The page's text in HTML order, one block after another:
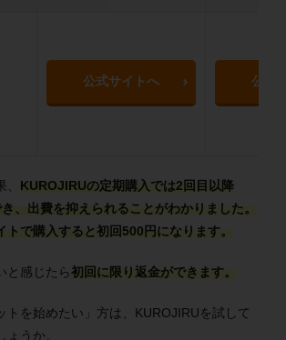
公式サイトへ 公式
KUROJIRUの定期購入では2回目以降
、出費を抑えられることがわかりました。
トで購入すると初回500円になります。
と感じたら初回に限り返金ができます。
トを始めたい」方は、 KUROJIRUを試して
うか。